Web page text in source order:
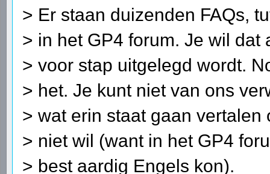
> Er staan duizenden FAQs,
> in het GP4 forum. Je wil dat
> voor stap uitgelegd wordt.
> het. Je kunt niet van ons
> wat erin staat gaan vertalen
> niet wil (want in het GP4
> best aardig Engels kon).